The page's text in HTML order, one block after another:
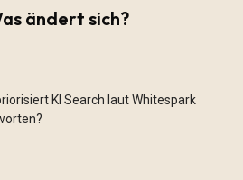
ändert sich?
KI Search laut Whitespark